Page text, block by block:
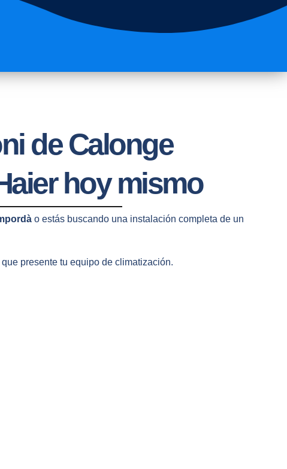
de Calonge
hoy mismo
o estás buscando una instalación completa de un
presente tu equipo de climatización.